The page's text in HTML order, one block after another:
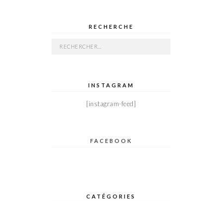
RECHERCHE
Rechercher :
INSTAGRAM
[instagram-feed]
FACEBOOK
CATÉGORIES